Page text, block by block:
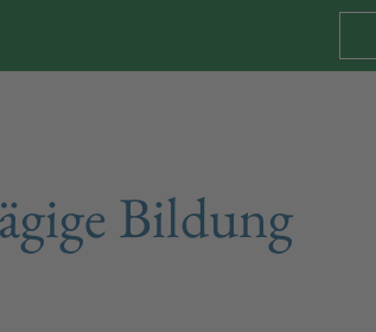
Bildung